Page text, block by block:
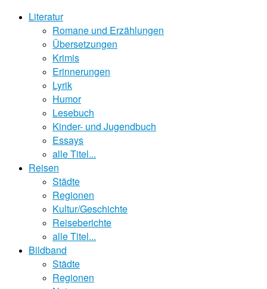
Literatur
Romane und Erzählungen
Übersetzungen
Krimis
Erinnerungen
Lyrik
Humor
Lesebuch
Kinder- und Jugendbuch
Essays
alle Titel...
Reisen
Städte
Regionen
Kultur/Geschichte
Reiseberichte
alle Titel...
Bildband
Städte
Regionen